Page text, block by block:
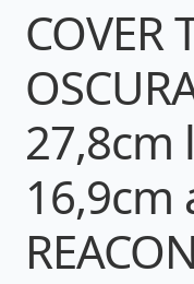
COVER
27,8cm
16,9cm